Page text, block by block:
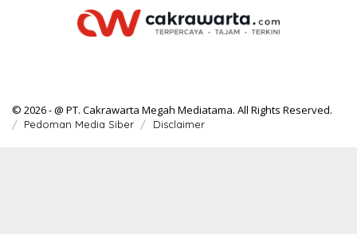
© 2026 - @ PT. Cakrawarta Megah Mediatama. All Rights Reserved.
Pedoman Media Siber Disclaimer